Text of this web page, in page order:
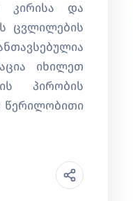
კირისა და
ცვლილების
იხილეთ
პირობის
წერილობითი